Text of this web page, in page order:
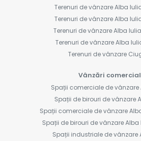
Terenuri de vânzare Alba
Terenuri de vânzare Alba
Terenuri de vânzare Alba
Terenuri de vânzare Alba
Terenuri de vânzare
Vânzări comercial
Spații comerciale de vânzare
Spații de birouri de vânzare
Spații comerciale de vânzare
Spații de birouri de vânzare Alba
Spații industriale de vânzare